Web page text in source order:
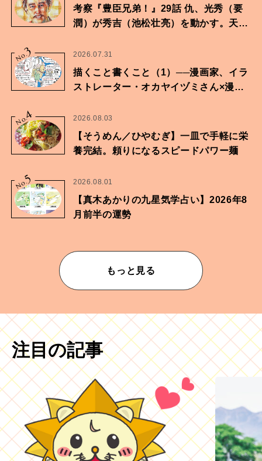
考察『豊臣兄弟！』29話 仇、光秀（要
潤）が秀吉（池松壮亮）を動かす。天下
No.3 2026.07.31
描くこと書くこと（1）──漫画家、イラ
ストレーター・オカヤイヅミさん×漫画
No.4 2026.08.03
【そうめん／ひやむぎ】一皿で手軽に栄
養完結。頼りになるスピードパワー麺
No.5 2026.08.01
【真木あかりの九星気学占い】2026年8
月前半の運勢
もっと見る
注目の記事